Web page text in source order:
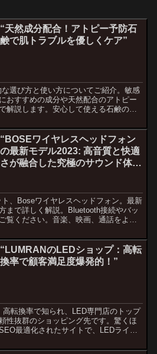
“天然成分配合！アトピー予防石
鹸で肌トラブルを優しくケア”
選び方と使い方についてご紹介。敏感
おすすめの成分や天然配合のアトピー
解説します。安心して使える石鹸の選
家のアドバイスで、健康な肌を手に入
ます。"
“BOSEワイヤレスヘッドフォン
の最新モデル2023: 高音質と快適
さが融合した究極のサウンド体
、Boseワイヤレスヘッドフォン。最新
まで詳しく解説。Bluetooth接続やバッ
覧ください。音楽、映画、通話をより
“LUMRANのLEDショップ：高転
換率で顧客満足度爆発的！”
転換率で知られ、LED専門店のトップ
性抜群のショッピング先です。驚くほ
最適化されたサイトで、LEDライト
LED製品がLUMRANで待っています。"